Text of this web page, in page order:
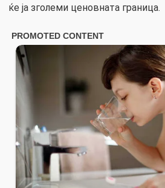
ќе ја зголеми ценовната граница.